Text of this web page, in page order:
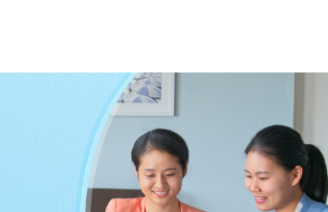
습니다. 저는 정말 너무 비겁했고, 조금의
께 대적하며 여기저기에서 크리스천을 체
는 가족들이 공산당에 미혹되어 하나님을
것이 하나님을 믿었기 때문이라고 착각했
님께서는 성육신하시어 가장 하나님을 대적
고 종교계의 대적과 정죄를 겪으셨습니다.